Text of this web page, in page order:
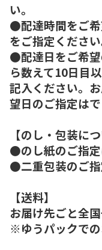
い。
●配達時間をご
をご指定ください
●配達日をご希
ら数えて10日目
記入ください。
望日のご指定はで
【のし・包装につ
●のし紙のご指定
●二重包装のご指
【送料】
お届け先ごと全
※ゆうパックでの